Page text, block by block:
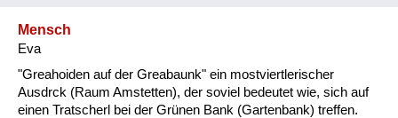
Mensch
Eva
"Greahoiden auf der Greabaunk" ein mostviertlerischer
Ausdrck (Raum Amstetten), der soviel bedeutet wie, sich auf
einen Tratscherl bei der Grünen Bank (Gartenbank) treffen.